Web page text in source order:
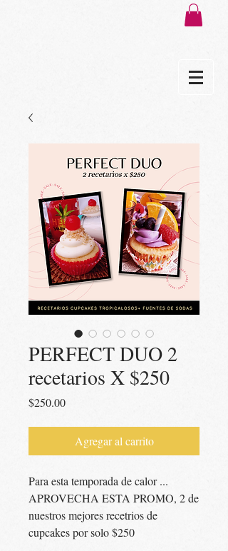
PERFECT DUO 2
recetarios X $250
$250.00Precio
Agregar al carrito
Para esta temporada de calor ...
APROVECHA ESTA PROMO, 2 de
nuestros mejores recetrios de
cupcakes por solo $250